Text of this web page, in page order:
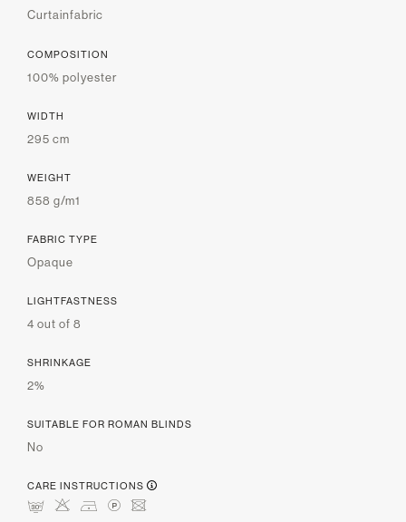
Curtainfabric
COMPOSITION
100% polyester
WIDTH
295 cm
WEIGHT
858 g/m1
FABRIC TYPE
Opaque
LIGHTFASTNESS
4 out of 8
SHRINKAGE
2%
SUITABLE FOR ROMAN BLINDS
No
CARE INSTRUCTIONS
mHDLU